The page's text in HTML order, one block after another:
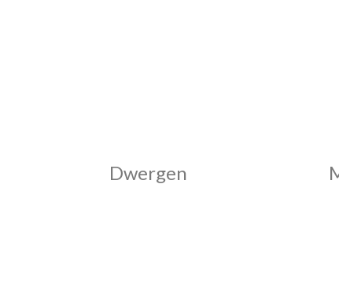
Dwergen